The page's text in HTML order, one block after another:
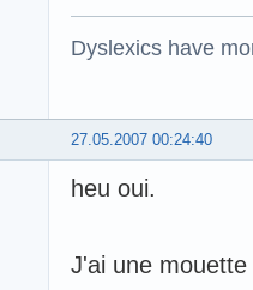
Dyslexics have
27.05.2007 00:24:40
heu oui.
J'ai une